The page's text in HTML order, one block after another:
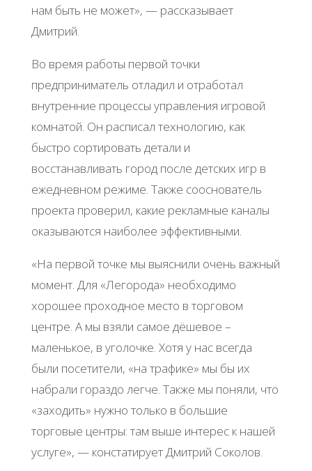
нам быть не может», — рассказывает
Дмитрий.
Во время работы первой точки
предприниматель отладил и отработал
внутренние процессы управления игровой
комнатой. Он расписал технологию, как
быстро сортировать детали и
восстанавливать город после детских игр в
ежедневном режиме. Также сооснователь
проекта проверил, какие рекламные каналы
оказываются наиболее эффективными.
«На первой точке мы выяснили очень важный
момент. Для «Легорода» необходимо
хорошее проходное место в торговом
центре. А мы взяли самое дёшевое –
маленькое, в уголочке. Хотя у нас всегда
были посетители, «на трафике» мы бы их
набрали гораздо легче. Также мы поняли, что
«заходить» нужно только в большие
торговые центры: там выше интерес к нашей
услуге», — констатирует Дмитрий Соколов.